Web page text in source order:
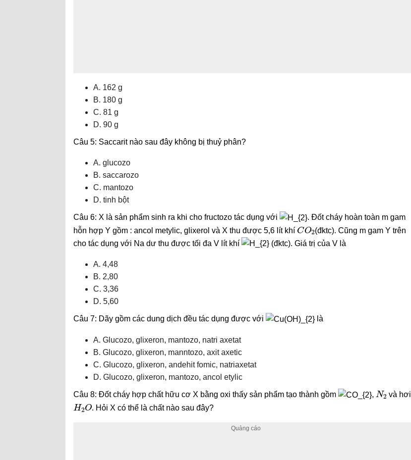
A. 162 g
B. 180 g
C. 81 g
D. 90 g
Câu 5: Saccarit nào sau đây không bị thuỷ phân?
A. glucozo
B. saccarozo
C. mantozo
D. tinh bột
Câu 6: X là sản phẩm sinh ra khi cho fructozo tác dụng với
. Đốt cháy hoàn toàn m gam
hỗn hợp Y gồm : ancol metylic, glixerol và X thu được 5,6 lít khí
CO 2
(đktc). Cũng m gam Y trên
cho tác dụng với Na dư thu được tối đa V lít khí
(đktc). Giá trị của V là
A. 4,48
B. 2,80
C. 3,36
D. 5,60
Câu 7: Dãy gồm các dung dịch đều tác dụng được với là
A. Glucozo, glixeron, mantozo, natri axetat
B. Glucozo, glixeron, manntozo, axit axetic
C. Glucozo, glixeron, andehit fomic, natriaxetat
D. Glucozo, glixeron, mantozo, ancol etylic
Câu 8: Đốt cháy hợp chất hữu cơ X bằng oxi thấy sản phẩm tạo thành gồm ,
N2
và hơi
H2 O
. Hỏi X có thể là chất nào sau đây?